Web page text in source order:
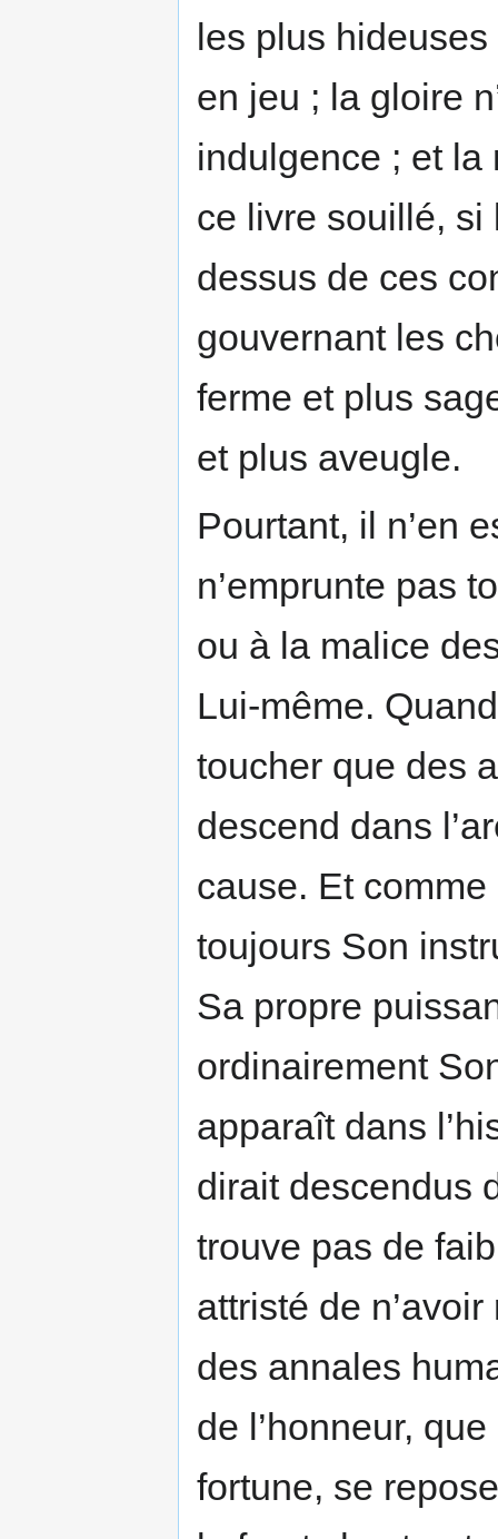
les plus
en jeu ; la gloire
indulgence ; et la
ce livre souillé, si
dessus de ces
gouvernant les
ferme et plus
et plus aveugle.
Pourtant, il n’en
n’emprunte pas
ou à la malice
Lui-même.
toucher que des
descend dans
cause. Et
toujours Son
Sa propre
ordinairement
apparaît dans
dirait descendus
trouve pas de
attristé de
des annales
de l’honneur,
fortune, se